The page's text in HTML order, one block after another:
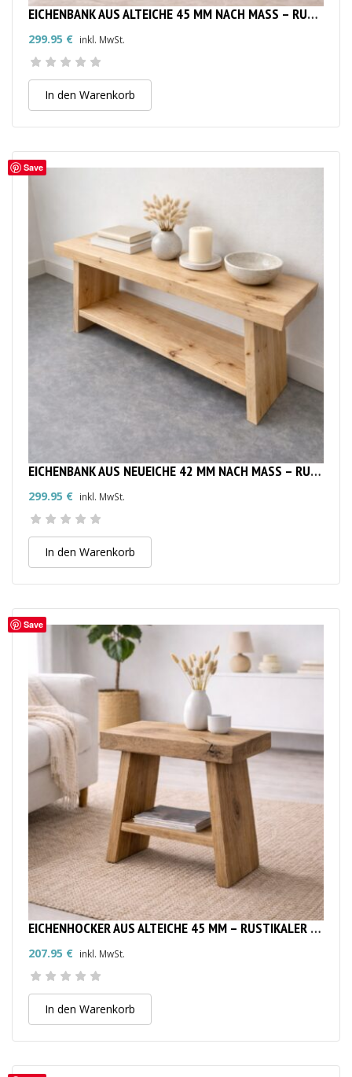
EICHENBANK AUS ALTEICHE 45 MM NACH MASS – RUSTIKALE MASSIVHOLZBANK
299.95 € inkl. MwSt.
In den Warenkorb
Save
EICHENBANK AUS NEUEICHE 42 MM NACH MASS – RUSTIKALE MASSIVHOLZBANK
299.95 € inkl. MwSt.
In den Warenkorb
Save
EICHENHOCKER AUS ALTEICHE 45 MM – RUSTIKALER MASSIVHOLZ-HOCKER
207.95 € inkl. MwSt.
In den Warenkorb